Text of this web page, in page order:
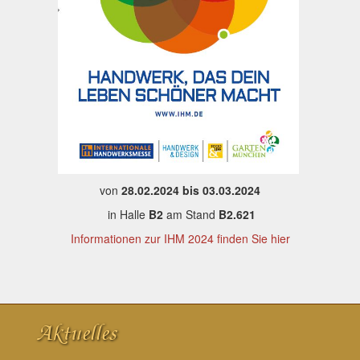
von 28.02.2024 bis 03.03.2024
in Halle B2 am Stand B2.621
Informationen zur IHM 2024 finden Sie hier
Aktuelles